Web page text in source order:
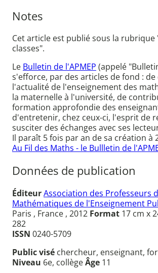
Notes
Cet article est publié sous la rubrique
classes".
Le Bulletin de l'APMEP (appelé
s'efforce, par des articles de fond :
l'actualité de l'enseignement des
la maternelle à l'université, de
formation approfondie des
d'entretenir, chez ceux-ci, l'esprit de
susciter des échanges avec ses
Il paraît 5 fois par an de sa création à
Au Fil des Maths - le Bullletin de
Données de publication
ÉditeurAssociation des Professeurs
Mathématiques de l'Enseignement
Paris , France , 2012 Format 17 cm x
282
ISSN 0240-5709
Public visé chercheur, enseignant,
Niveau 6e, collègeÂge 11